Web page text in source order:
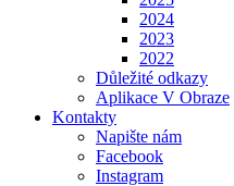
2024
2023
2022
Důležité odkazy
Aplikace V Obraze
Kontakty
Napište nám
Facebook
Instagram